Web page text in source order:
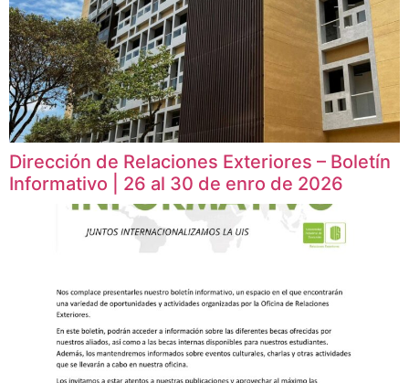
Dirección de Relaciones Exteriores – Boletín
Informativo | 26 al 30 de enro de 2026